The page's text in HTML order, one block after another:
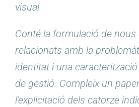
visual.
Conté la formulació de
relacionats amb la
identitat i una
de gestió. Compleix un
l’explicitació dels catorze